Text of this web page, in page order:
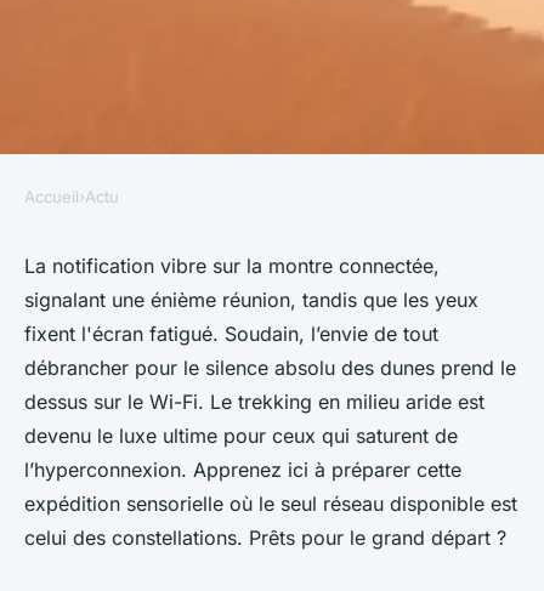
Top astuces pour réussir votre
trekking dans le désert
Suzanne•03/07/2026 16:16•8 min de lecture
Accueil›Actu
La notification vibre sur la montre connectée,
signalant une énième réunion, tandis que les yeux
fixent l'écran fatigué. Soudain, l’envie de tout
débrancher pour le silence absolu des dunes prend le
dessus sur le Wi-Fi. Le trekking en milieu aride est
devenu le luxe ultime pour ceux qui saturent de
l’hyperconnexion. Apprenez ici à préparer cette
expédition sensorielle où le seul réseau disponible est
celui des constellations. Prêts pour le grand départ ?